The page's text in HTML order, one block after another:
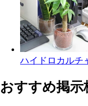
ハイドロカルチ
おすすめ掲示